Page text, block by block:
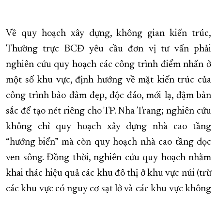
Về quy hoạch xây dựng, không gian kiến trúc,
Thường trực BCĐ yêu cầu đơn vị tư vấn phải
nghiên cứu quy hoạch các công trình điểm nhấn ở
một số khu vực, định hướng về mặt kiến trúc của
công trình bảo đảm đẹp, độc đáo, mới lạ, đậm bản
sắc để tạo nét riêng cho TP. Nha Trang; nghiên cứu
không chỉ quy hoạch xây dựng nhà cao tầng
“hướng biển” mà còn quy hoạch nhà cao tầng dọc
ven sông. Đồng thời, nghiên cứu quy hoạch nhằm
khai thác hiệu quả các khu đô thị ở khu vực núi (trừ
các khu vực có nguy cơ sạt lở và các khu vực không